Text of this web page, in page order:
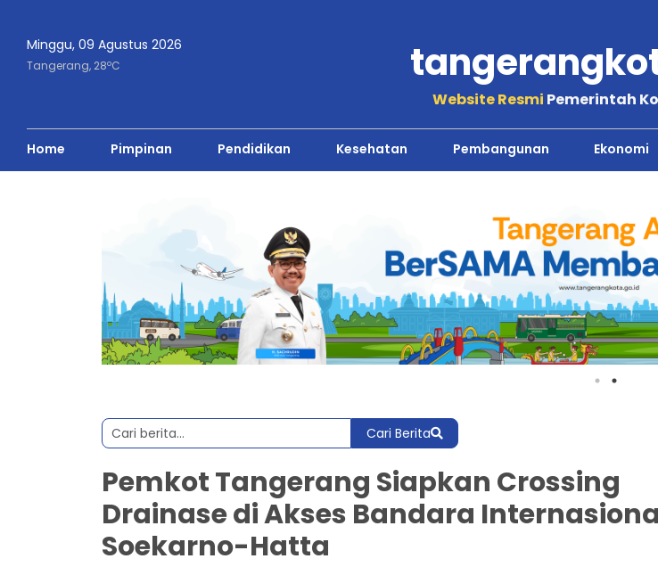
Minggu, 09 Agustus 2026
Tangerang, 28oC
Website Resmi Pemerintah
Home Pimpinan Pendidikan Kesehatan Pembangunan Ekonomi
Cari Berita
Pemkot Tangerang Siapkan Crossing
Drainase di Akses Bandara
Soekarno-Hatta